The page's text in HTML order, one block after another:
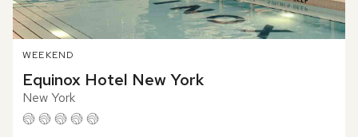
WEEKEND
Equinox Hotel New York
New York